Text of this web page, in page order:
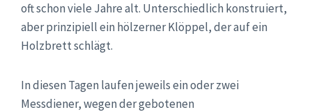
oft schon viele Jahre alt. Unterschiedlich konstruiert,
aber prinzipiell ein hölzerner Klöppel, der auf ein
Holzbrett schlägt.
In diesen Tagen laufen jeweils ein oder zwei
Messdiener, wegen der gebotenen